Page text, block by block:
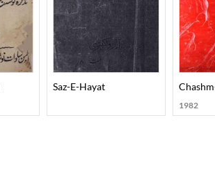
Saz-E-Hayat
1982